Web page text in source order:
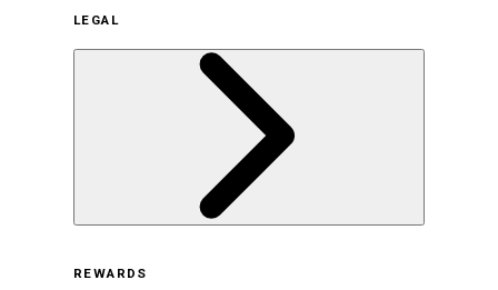
サステナビリティの取り組み（日本）
サステナビリティの取り組み（米国/英語）
ヒストリー
採用情報
LEGAL
REWARDS